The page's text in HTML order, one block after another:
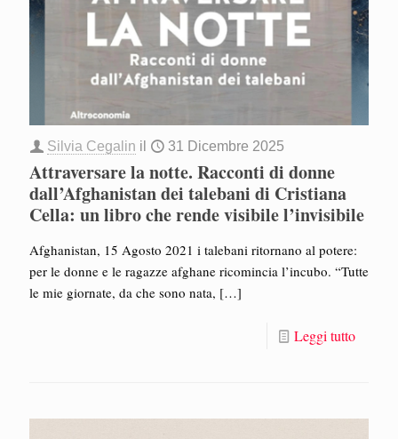
Silvia Cegalin il 31 Dicembre 2025
Attraversare la notte. Racconti di donne
dall’Afghanistan dei talebani di Cristiana
Cella: un libro che rende visibile l’invisibile
Afghanistan, 15 Agosto 2021 i talebani ritornano al potere:
per le donne e le ragazze afghane ricomincia l’incubo. “Tutte
le mie giornate, da che sono nata, […]
Leggi tutto